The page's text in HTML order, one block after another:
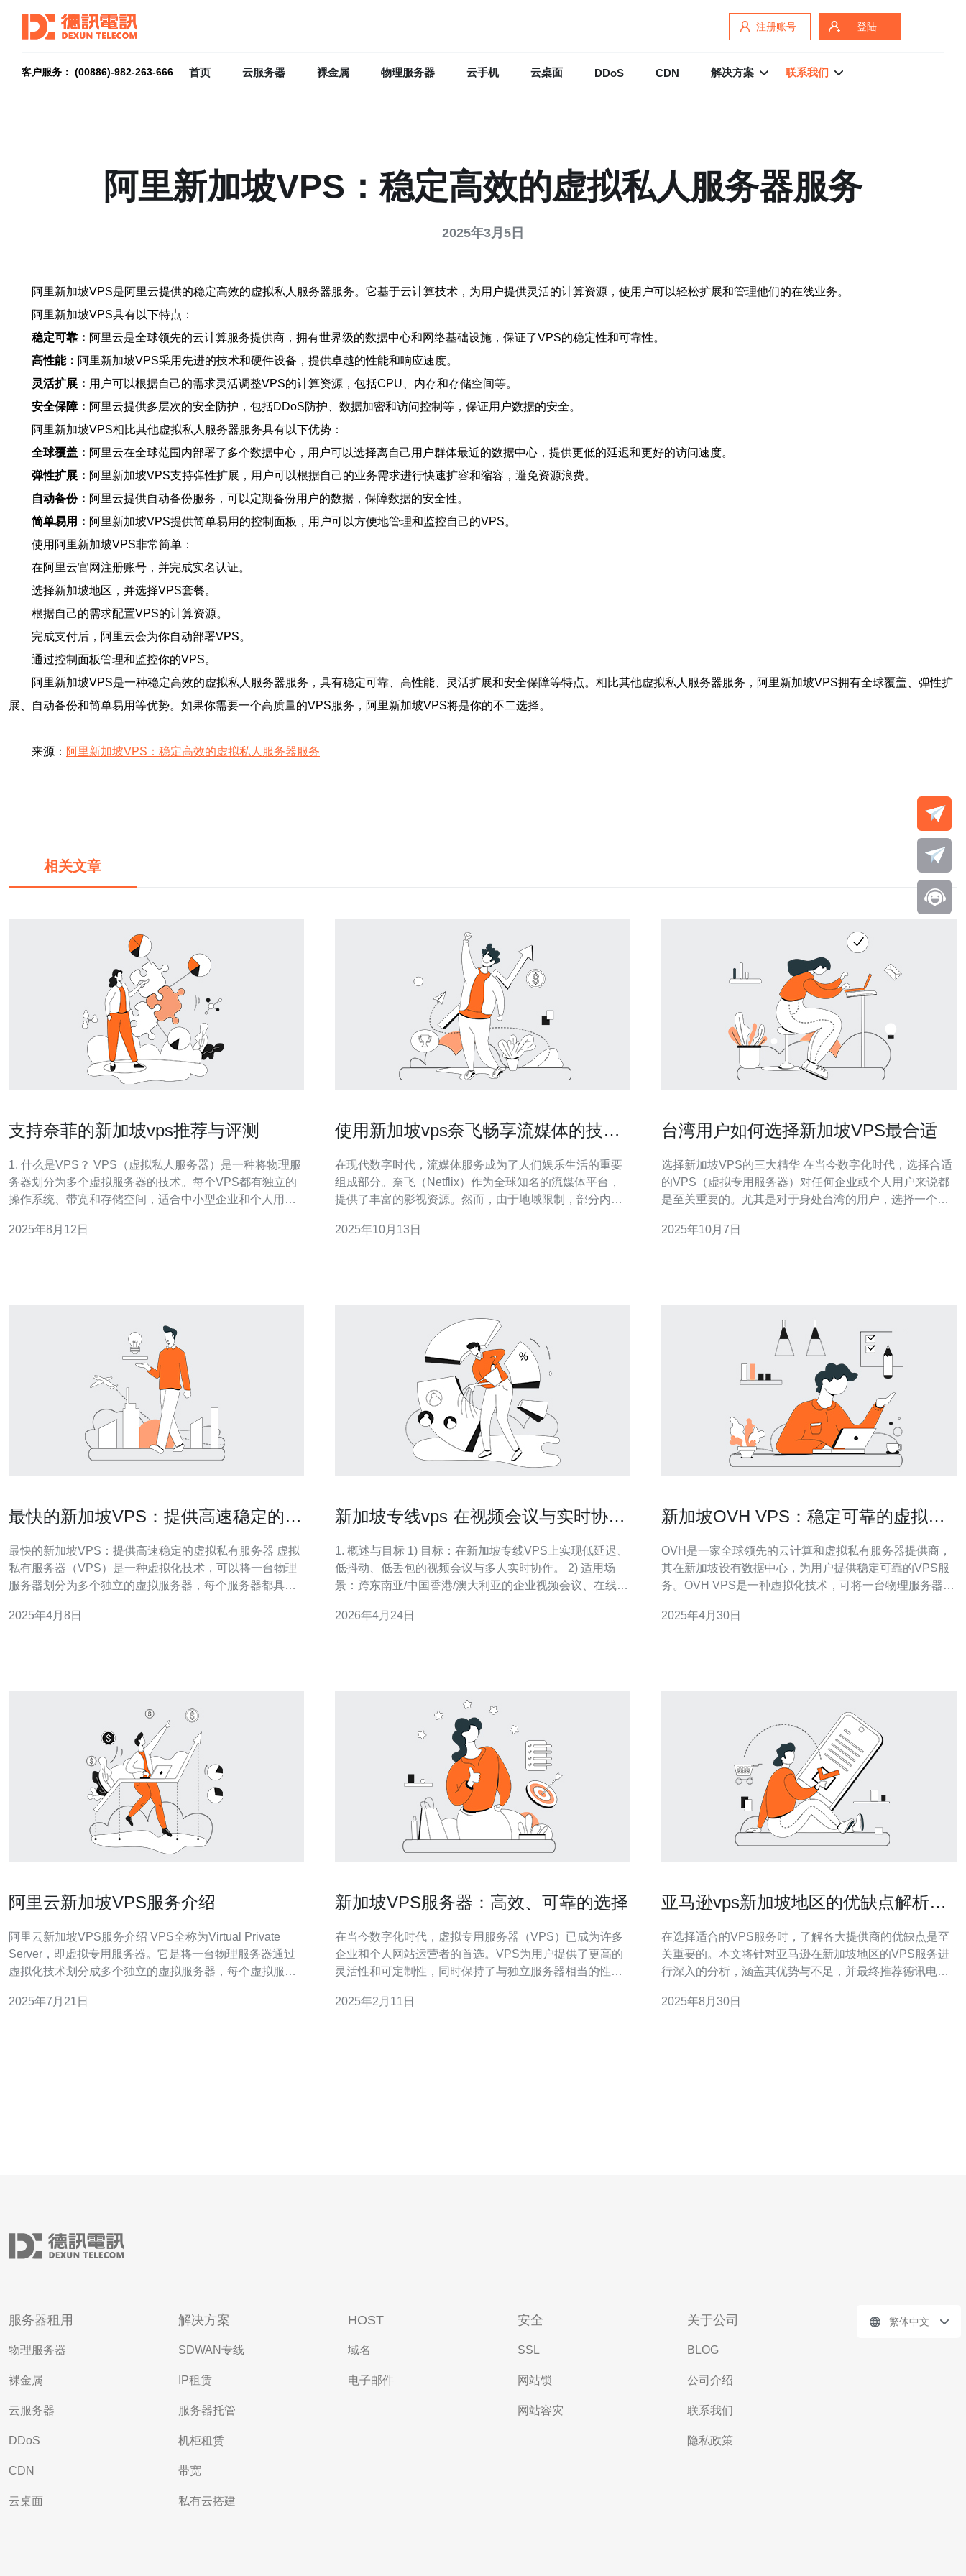
注册账号 登陆
客户服务： (00886)-982-263-666 首页 云服务器 裸金属 物理服务器 云手机 云桌面 DDoS CDN 解决方案 联系我们
阿里新加坡VPS：稳定高效的虚拟私人服务器服务
2025年3月5日
阿里新加坡VPS是阿里云提供的稳定高效的虚拟私人服务器服务。它基于云计算技术，为用户提供灵活的计算资源，使用户可以轻松扩展和管理他们的在线业务。
阿里新加坡VPS具有以下特点：
稳定可靠： 阿里云是全球领先的云计算服务提供商，拥有世界级的数据中心和网络基础设施，保证了VPS的稳定性和可靠性。
高性能： 阿里新加坡VPS采用先进的技术和硬件设备，提供卓越的性能和响应速度。
灵活扩展： 用户可以根据自己的需求灵活调整VPS的计算资源，包括CPU、内存和存储空间等。
安全保障： 阿里云提供多层次的安全防护，包括DDoS防护、数据加密和访问控制等，保证用户数据的安全。
阿里新加坡VPS相比其他虚拟私人服务器服务具有以下优势：
全球覆盖： 阿里云在全球范围内部署了多个数据中心，用户可以选择离自己用户群体最近的数据中心，提供更低的延迟和更好的访问速度。
弹性扩展： 阿里新加坡VPS支持弹性扩展，用户可以根据自己的业务需求进行快速扩容和缩容，避免资源浪费。
自动备份： 阿里云提供自动备份服务，可以定期备份用户的数据，保障数据的安全性。
简单易用： 阿里新加坡VPS提供简单易用的控制面板，用户可以方便地管理和监控自己的VPS。
使用阿里新加坡VPS非常简单：
在阿里云官网注册账号，并完成实名认证。
选择新加坡地区，并选择VPS套餐。
根据自己的需求配置VPS的计算资源。
完成支付后，阿里云会为你自动部署VPS。
通过控制面板管理和监控你的VPS。
阿里新加坡VPS是一种稳定高效的虚拟私人服务器服务，具有稳定可靠、高性能、灵活扩展和安全保障等特点。相比其他虚拟私人服务器服务，阿里新加坡VPS拥有全球覆盖、弹性扩
展、自动备份和简单易用等优势。如果你需要一个高质量的VPS服务，阿里新加坡VPS将是你的不二选择。
来源： 阿里新加坡VPS：稳定高效的虚拟私人服务器服务
相关文章
支持奈菲的新加坡vps推荐与评测
1. 什么是VPS？ VPS（虚拟私人服务器）是一种将物理服
务器划分为多个虚拟服务器的技术。每个VPS都有独立的
操作系统、带宽和存储空间，适合中小型企业和个人用户
新加坡的VPS以其高速度、低延迟和稳定性著称，特别适
2025年8月12日
使用新加坡vps奈飞畅享流媒体的技巧
在现代数字时代，流媒体服务成为了人们娱乐生活的重要
组成部分。奈飞（Netflix）作为全球知名的流媒体平台，
提供了丰富的影视资源。然而，由于地域限制，部分内容
些限制，流畅地享受奈飞的精彩内容。本文将为您详细介
2025年10月13日
台湾用户如何选择新加坡VPS最合适
选择新加坡VPS的三大精华 在当今数字化时代，选择合适
的VPS（虚拟专用服务器）对任何企业或个人用户来说都
是至关重要的。尤其是对于身处台湾的用户，选择一个性
在线体验和业务运营效率。以下是选择新加坡VPS时需要
2025年10月7日
最快的新加坡VPS：提供高速稳定的虚
最快的新加坡VPS：提供高速稳定的虚拟私有服务器 虚拟
私有服务器（VPS）是一种虚拟化技术，可以将一台物理
服务器划分为多个独立的虚拟服务器，每个服务器都具有
连接而闻名，为用户提供出色的性能和可靠性。 新加坡
2025年4月8日
新加坡专线vps 在视频会议与实时协作
1. 概述与目标 1) 目标：在新加坡专线VPS上实现低延迟、
低抖动、低丢包的视频会议与多人实时协作。 2) 适用场
景：跨东南亚/中国香港/澳大利亚的企业视频会议、在线协
丢包、带宽峰值、TCP/UDP转发性能。 4) 约束条件：
2026年4月24日
新加坡OVH VPS：稳定可靠的虚拟私
OVH是一家全球领先的云计算和虚拟私有服务器提供商，
其在新加坡设有数据中心，为用户提供稳定可靠的VPS服
务。OVH VPS是一种虚拟化技术，可将一台物理服务器分
种应用程序。 新加坡OVH VPS以其卓越的稳定性而闻
2025年4月30日
阿里云新加坡VPS服务介绍
阿里云新加坡VPS服务介绍 VPS全称为Virtual Private
Server，即虚拟专用服务器。它是将一台物理服务器通过
虚拟化技术划分成多个独立的虚拟服务器，每个虚拟服务
的云计算服务提供商，拥有强大的技术支持和稳定的服务
2025年7月21日
新加坡VPS服务器：高效、可靠的选择
在当今数字化时代，虚拟专用服务器（VPS）已成为许多
企业和个人网站运营者的首选。VPS为用户提供了更高的
灵活性和可定制性，同时保持了与独立服务器相当的性能
亚洲金融中心的地理位置和先进的基础设施使其成为高
2025年2月11日
亚马逊vps新加坡地区的优缺点解析与
在选择适合的VPS服务时，了解各大提供商的优缺点是至
关重要的。本文将针对亚马逊在新加坡地区的VPS服务进
行深入的分析，涵盖其优势与不足，并最终推荐德讯电
的VPS服务，无疑是市场上最具影响力的选择之一。首
2025年8月30日
服务器租用
物理服务器
裸金属
云服务器
DDoS
CDN
云桌面
解决方案
SDWAN专线
IP租赁
服务器托管
机柜租赁
带宽
私有云搭建
HOST
域名
电子邮件
安全
SSL
网站锁
网站容灾
关于公司
BLOG
公司介绍
联系我们
隐私政策
繁体中文